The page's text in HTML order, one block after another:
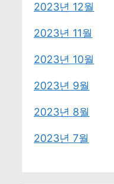
2023년 12월
2023년 11월
2023년 10월
2023년 9월
2023년 8월
2023년 7월